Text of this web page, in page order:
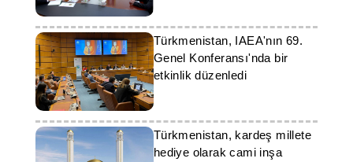
Türkmenistan, IAEA'nın 69.
Genel Konferansı'nda bir
etkinlik düzenledi
Türkmenistan, kardeş millete
hediye olarak cami inşa